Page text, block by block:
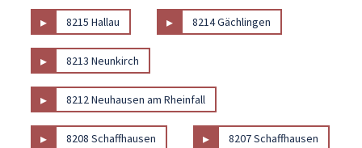
▸ 8215 Hallau ▸ 8214 Gächlingen
▸ 8213 Neunkirch
▸ 8212 Neuhausen am Rheinfall
▸ 8208 Schaffhausen ▸ 8207 Schaffhausen